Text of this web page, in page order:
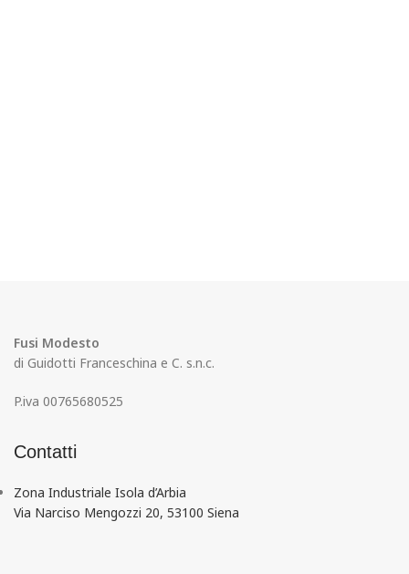
Fusi Modesto
di Guidotti Franceschina e C. s.n.c.
P.iva 00765680525
Contatti
Zona Industriale Isola d’Arbia
Via Narciso Mengozzi 20, 53100 Siena